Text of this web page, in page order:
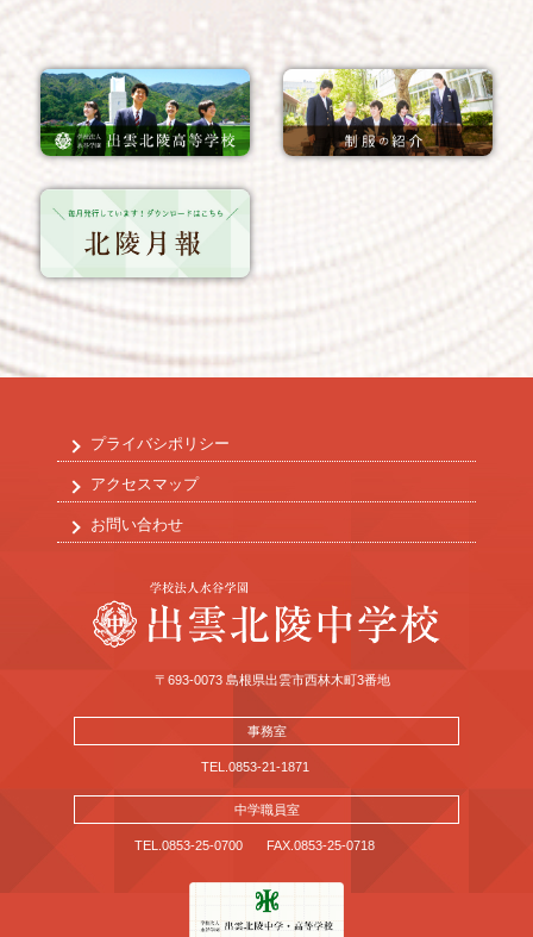
プライバシポリシー
アクセスマップ
お問い合わせ
〒693-0073 島根県出雲市西林木町3番地
事務室
TEL.0853-21-1871
中学職員室
TEL.0853-25-0700 FAX.0853-25-0718